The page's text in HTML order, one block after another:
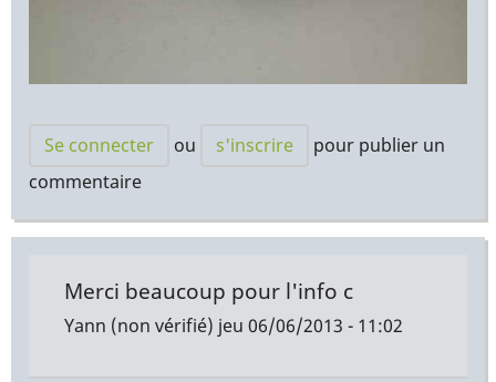
Se connecter ou s'inscrire
pour publier un
commentaire
Merci beaucoup pour l'info c
Yann (non vérifié) jeu 06/06/2013 - 11:02